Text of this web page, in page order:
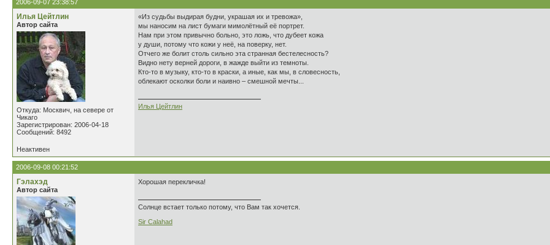
2006-09-07 23:38:57
Илья Цейтлин
Автор сайта
Откуда: Москвич, на севере от
Чикаго
Зарегистрирован: 2006-04-18
Сообщений: 8492
«Из судьбы выдирая будни, украшая их и тревожа»,
мы наносим на лист бумаги мимолётный её портрет.
Нам при этом привычно больно, это ложь, что дубеет кожа
у души, потому что кожи у неё, на поверку, нет.
Отчего же болит столь сильно эта странная бестелесность?
Видно нету верней дороги, в жажде выйти из темноты.
Кто-то в музыку, кто-то в краски, а иные, как мы, в словесность,
облекают осколки боли и наивно – смешной мечты...
Илья Цейтлин
Неактивен
2006-09-08 00:21:52
Гэлахэд
Автор сайта
Хорошая перекличка!
Солнце встает только потому, что Вам так хочется.
Sir Calahad